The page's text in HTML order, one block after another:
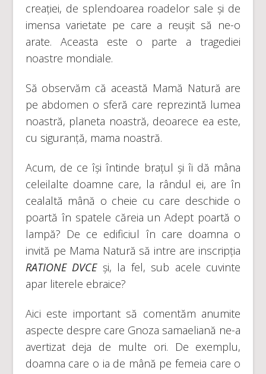
creației, de splendoarea roadelor sale și de
imensa varietate pe care a reușit să ne-o
arate. Aceasta este o parte a tragediei
noastre mondiale.
Să observăm că această Mamă Natură are
pe abdomen o sferă care reprezintă lumea
noastră, planeta noastră, deoarece ea este,
cu siguranță, mama noastră.
Acum, de ce își întinde brațul și îi dă mâna
celeilalte doamne care, la rândul ei, are în
cealaltă mână o cheie cu care deschide o
poartă în spatele căreia un Adept poartă o
lampă? De ce edificiul în care doamna o
invită pe Mama Natură să intre are inscripția
RATIONE DVCEși, la fel, sub acele cuvinte
apar literele ebraice?
Aici este important să comentăm anumite
aspecte despre care Gnoza samaeliană ne-a
avertizat deja de multe ori. De exemplu,
doamna care o ia de mână pe femeia care o